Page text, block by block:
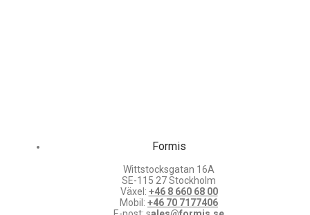
Formis
Wittstocksgatan 16A
SE-115 27 Stockholm
Växel: +46 8 660 68 00
Mobil: +46 70 7177406